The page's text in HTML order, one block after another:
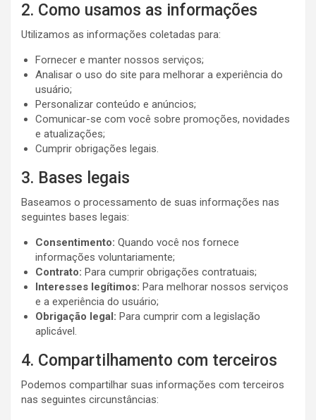
2. Como usamos as informações
Utilizamos as informações coletadas para:
Fornecer e manter nossos serviços;
Analisar o uso do site para melhorar a experiência do
usuário;
Personalizar conteúdo e anúncios;
Comunicar-se com você sobre promoções, novidades
e atualizações;
Cumprir obrigações legais.
3. Bases legais
Baseamos o processamento de suas informações nas
seguintes bases legais:
Consentimento: Quando você nos fornece
informações voluntariamente;
Contrato: Para cumprir obrigações contratuais;
Interesses legítimos: Para melhorar nossos serviços
e a experiência do usuário;
Obrigação legal: Para cumprir com a legislação
aplicável.
4. Compartilhamento com terceiros
Podemos compartilhar suas informações com terceiros
nas seguintes circunstâncias: